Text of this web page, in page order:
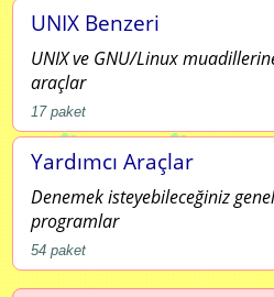
UNIX Benzeri
UNIX ve GNU/Linux
araçlar
17paket
Yardımcı Araçlar
Denemek isteyebileceğiniz
programlar
54 paket